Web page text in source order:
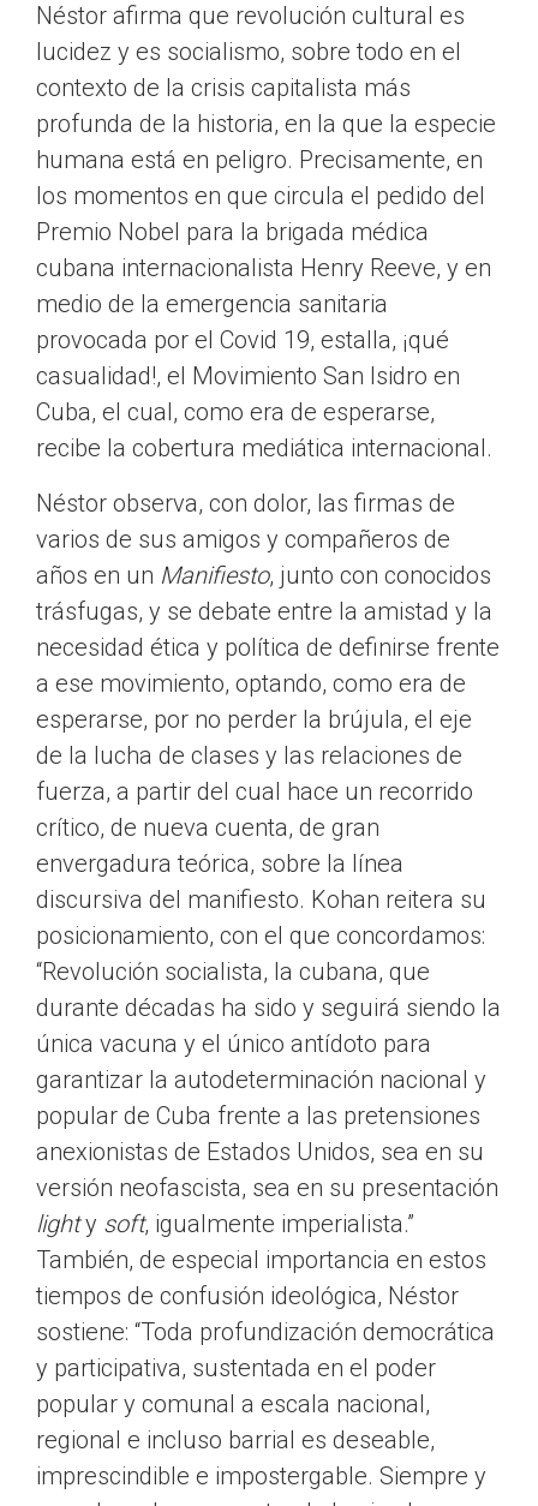
Néstor afirma que revolución cultural es
lucidez y es socialismo, sobre todo en el
contexto de la crisis capitalista más
profunda de la historia, en la que la especie
humana está en peligro. Precisamente, en
los momentos en que circula el pedido del
Premio Nobel para la brigada médica
cubana internacionalista Henry Reeve, y en
medio de la emergencia sanitaria
provocada por el Covid 19, estalla, ¡qué
casualidad!, el Movimiento San Isidro en
Cuba, el cual, como era de esperarse,
recibe la cobertura mediática internacional.
Néstor observa, con dolor, las firmas de
varios de sus amigos y compañeros de
años en un Manifiesto, junto con conocidos
trásfugas, y se debate entre la amistad y la
necesidad ética y política de definirse frente
a ese movimiento, optando, como era de
esperarse, por no perder la brújula, el eje
de la lucha de clases y las relaciones de
fuerza, a partir del cual hace un recorrido
crítico, de nueva cuenta, de gran
envergadura teórica, sobre la línea
discursiva del manifiesto. Kohan reitera su
posicionamiento, con el que concordamos:
“Revolución socialista, la cubana, que
durante décadas ha sido y seguirá siendo la
única vacuna y el único antídoto para
garantizar la autodeterminación nacional y
popular de Cuba frente a las pretensiones
anexionistas de Estados Unidos, sea en su
versión neofascista, sea en su presentación
lighty soft, igualmente imperialista.”
También, de especial importancia en estos
tiempos de confusión ideológica, Néstor
sostiene: “Toda profundización democrática
y participativa, sustentada en el poder
popular y comunal a escala nacional,
regional e incluso barrial es deseable,
imprescindible e impostergable. Siempre y